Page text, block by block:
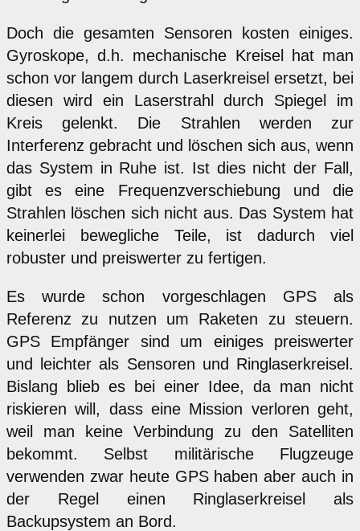
Doch die gesamten Sensoren kosten einiges.
Gyroskope, d.h. mechanische Kreisel hat man
schon vor langem durch Laserkreisel ersetzt, bei
diesen wird ein Laserstrahl durch Spiegel im
Kreis gelenkt. Die Strahlen werden zur
Interferenz gebracht und löschen sich aus, wenn
das System in Ruhe ist. Ist dies nicht der Fall,
gibt es eine Frequenzverschiebung und die
Strahlen löschen sich nicht aus. Das System hat
keinerlei bewegliche Teile, ist dadurch viel
robuster und preiswerter zu fertigen.
Es wurde schon vorgeschlagen GPS als
Referenz zu nutzen um Raketen zu steuern.
GPS Empfänger sind um einiges preiswerter
und leichter als Sensoren und Ringlaserkreisel.
Bislang blieb es bei einer Idee, da man nicht
riskieren will, dass eine Mission verloren geht,
weil man keine Verbindung zu den Satelliten
bekommt. Selbst militärische Flugzeuge
verwenden zwar heute GPS haben aber auch in
der Regel einen Ringlaserkreisel als
Backupsystem an Bord.